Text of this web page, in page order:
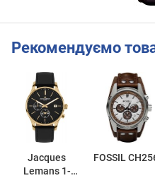
Рекомендуємо
Jacques
Lemans 1-
FOSSIL